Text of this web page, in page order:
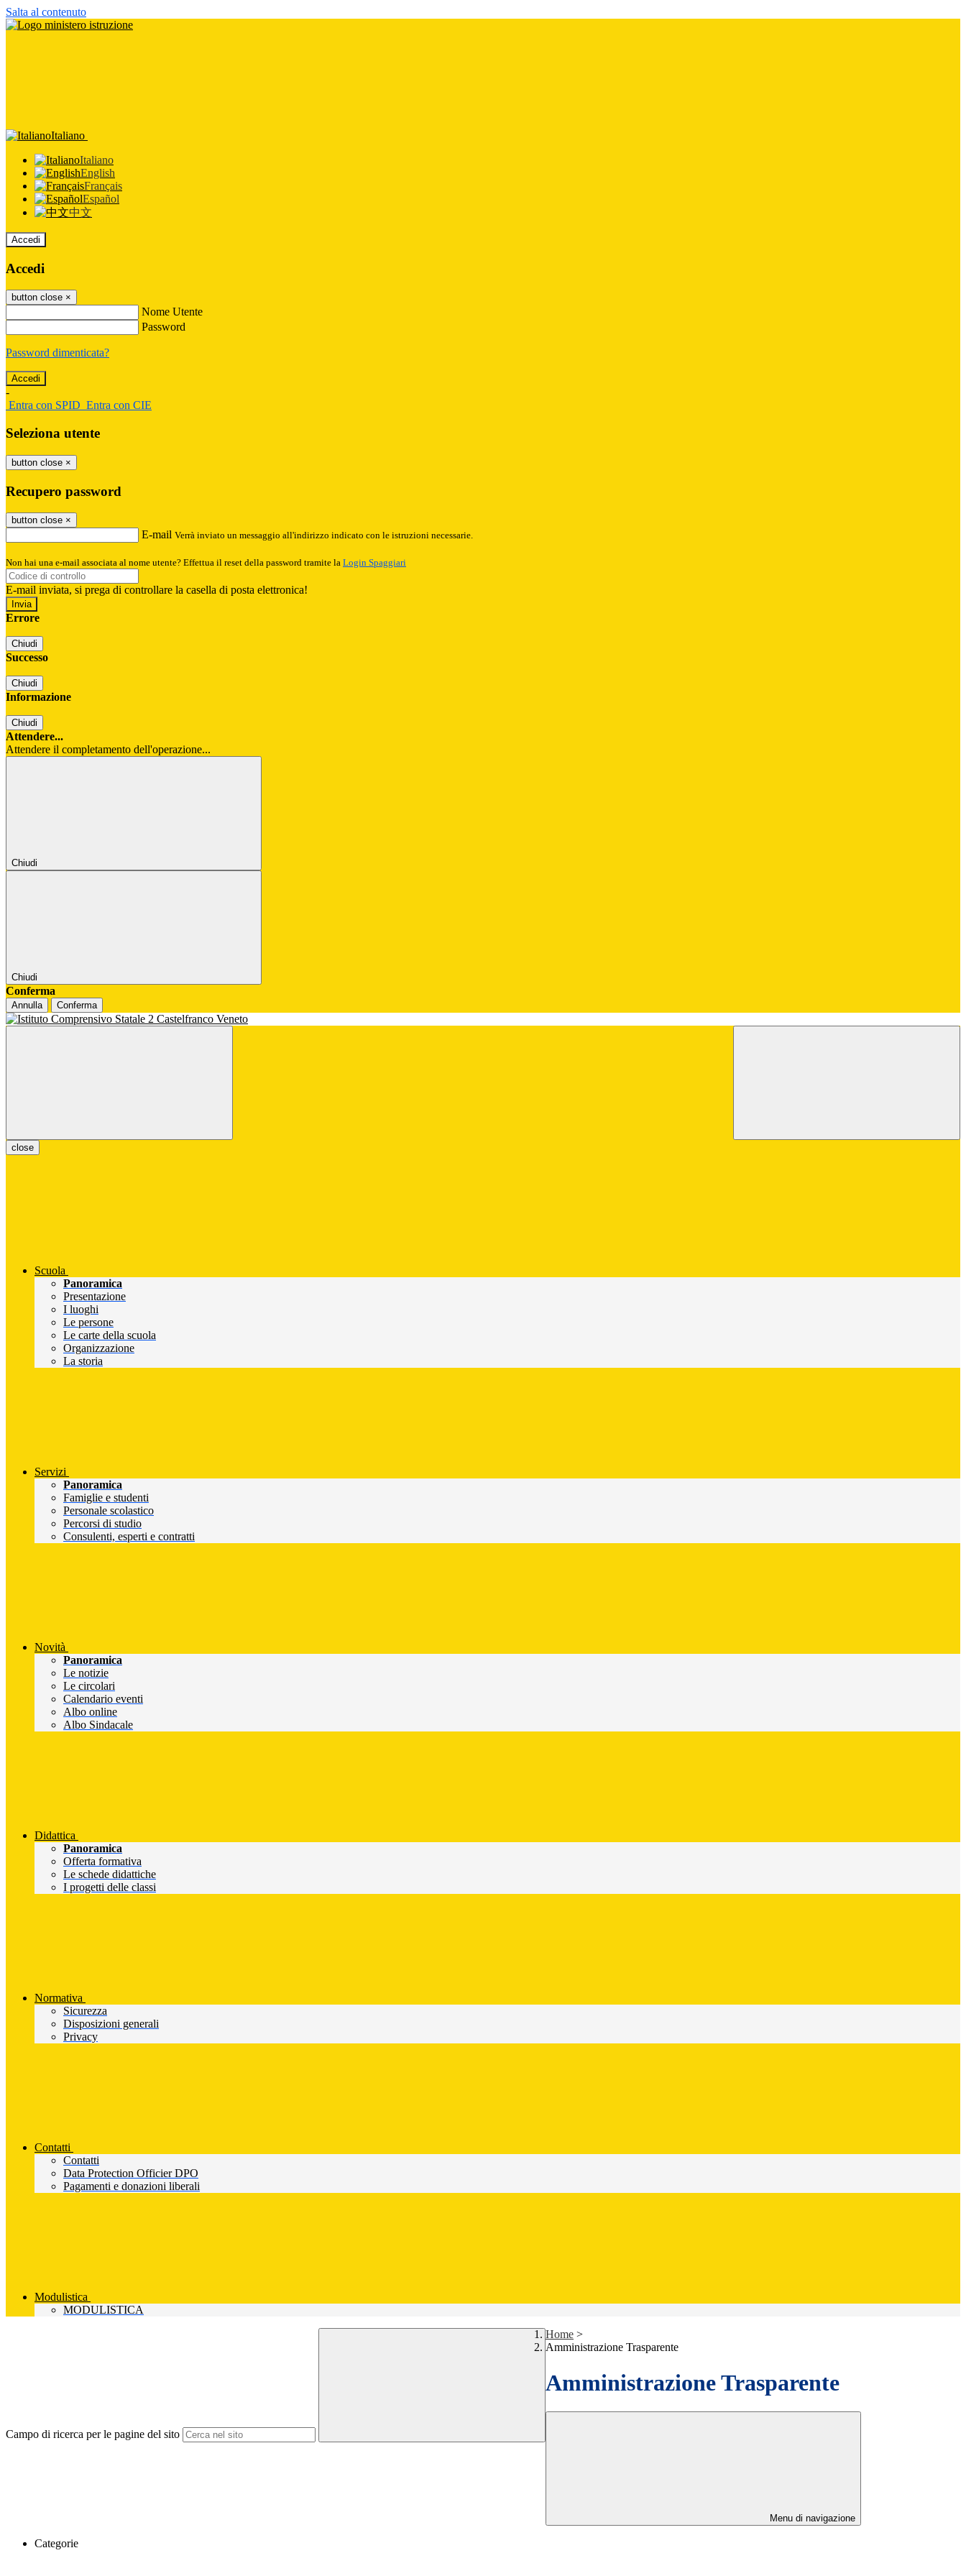
Salta al contenuto
Italiano
Italiano
English
Français
Español
中文
Accedi
Accedi
button close ×
Nome Utente
Password
Password dimenticata?
-
Entra con SPID Entra con CIE
Seleziona utente
button close ×
Recupero password
button close ×
E-mail Verrà inviato un messaggio all'indirizzo indicato con le istruzioni necessarie.
Non hai una e-mail associata al nome utente? Effettua il reset della password tramite la Login Spaggiari
E-mail inviata, si prega di controllare la casella di posta elettronica!
Errore
Chiudi
Successo
Chiudi
Informazione
Chiudi
Attendere...
Attendere il completamento dell'operazione...
Chiudi
Chiudi
Conferma
Annulla Conferma
close
Scuola
Panoramica
Presentazione
I luoghi
Le persone
Le carte della scuola
Organizzazione
La storia
Servizi
Panoramica
Famiglie e studenti
Personale scolastico
Percorsi di studio
Consulenti, esperti e contratti
Novità
Panoramica
Le notizie
Le circolari
Calendario eventi
Albo online
Albo Sindacale
Didattica
Panoramica
Offerta formativa
Le schede didattiche
I progetti delle classi
Normativa
Sicurezza
Disposizioni generali
Privacy
Contatti
Contatti
Data Protection Officier DPO
Pagamenti e donazioni liberali
Modulistica
MODULISTICA
Campo di ricerca per le pagine del sito
Home >
Amministrazione Trasparente
Amministrazione Trasparente
Menu di navigazione
Categorie